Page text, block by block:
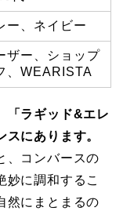
ー、ネイビー
ザー、ショップ
、WEARISTA
「ラギッド&エレ
にあります。
、コンバースの
妙に調和するこ
然にまとまるの